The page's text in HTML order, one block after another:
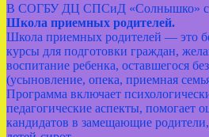
В СОГБУ ДЦ СПСиД «Солнышко» с
Школа приемных родителей.
Школа приемных родителей — это
курсы для подготовки граждан,
воспитание ребенка, оставшегося
(усыновление, опека, приемная
Программа включает
педагогические аспекты, помогает
кандидатов в замещающие